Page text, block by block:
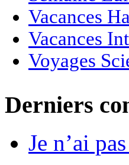
Vacances
Vacances
Voyages
Derniers
Je n’ai